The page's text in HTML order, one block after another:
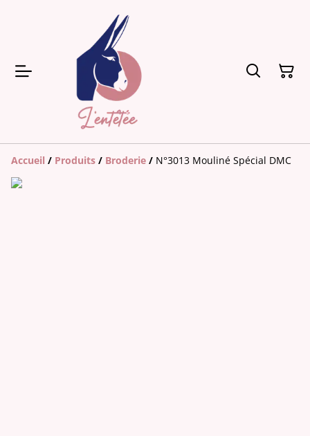
Accueil / Produits / Broderie / N°3013 Mouliné Spécial DMC